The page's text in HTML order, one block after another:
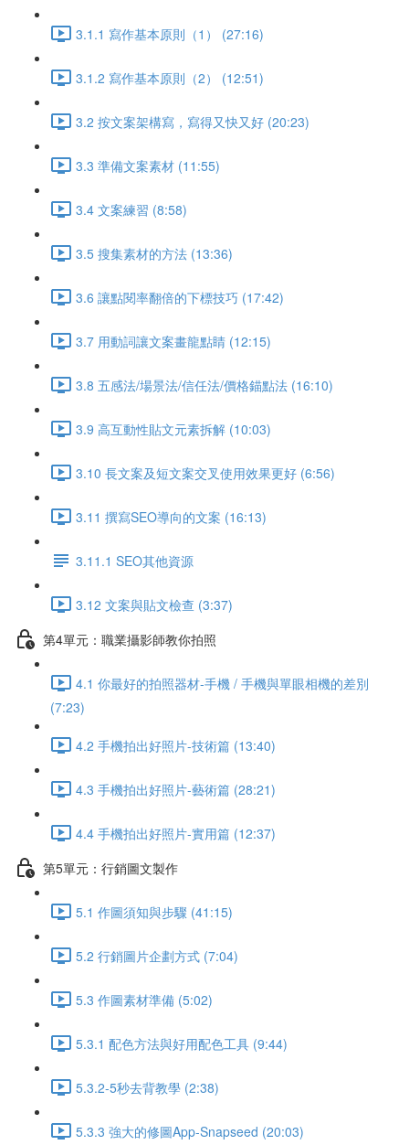
3.1.1 寫作基本原則（1） (27:16)
3.1.2 寫作基本原則（2） (12:51)
3.2 按文案架構寫，寫得又快又好 (20:23)
3.3 準備文案素材 (11:55)
3.4 文案練習 (8:58)
3.5 搜集素材的方法 (13:36)
3.6 讓點閱率翻倍的下標技巧 (17:42)
3.7 用動詞讓文案畫龍點睛 (12:15)
3.8 五感法/場景法/信任法/價格錨點法 (16:10)
3.9 高互動性貼文元素拆解 (10:03)
3.10 長文案及短文案交叉使用效果更好 (6:56)
3.11 撰寫SEO導向的文案 (16:13)
3.11.1 SEO其他資源
3.12 文案與貼文檢查 (3:37)
第4單元：職業攝影師教你拍照
4.1 你最好的拍照器材-手機 / 手機與單眼相機的差別
(7:23)
4.2 手機拍出好照片-技術篇 (13:40)
4.3 手機拍出好照片-藝術篇 (28:21)
4.4 手機拍出好照片-實用篇 (12:37)
第5單元：行銷圖文製作
5.1 作圖須知與步驟 (41:15)
5.2 行銷圖片企劃方式 (7:04)
5.3 作圖素材準備 (5:02)
5.3.1 配色方法與好用配色工具 (9:44)
5.3.2-5秒去背教學 (2:38)
5.3.3 強大的修圖App-Snapseed (20:03)